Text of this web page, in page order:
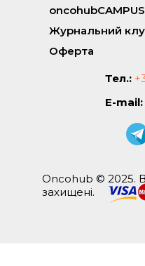
oncohubCAMPUS
Журнальний
Оферта
Тел.:
E-mail:
Oncohub © 2025.
захищені.